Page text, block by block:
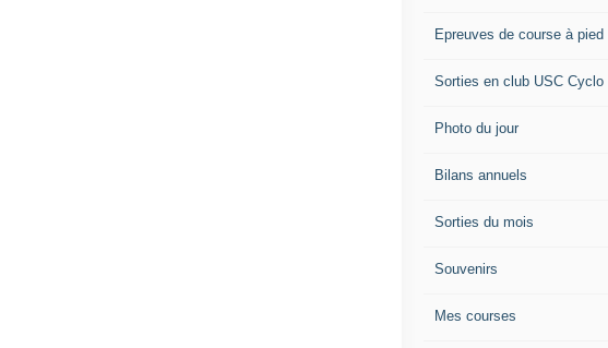
Epreuves de course à pied
Sorties en club USC Cyclo
Photo du jour
Bilans annuels
Sorties du mois
Souvenirs
Mes courses